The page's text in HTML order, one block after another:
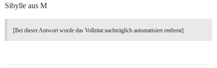
Sibylle aus M
[Bei dieser Antwort wurde das Vollzitat nachträglich automatisiert entfernt]